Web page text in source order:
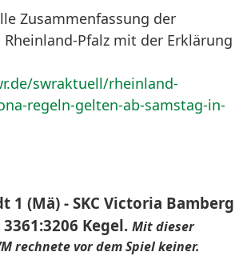
Zusammenfassung der
Rheinland-Pfalz mit der Erklärung
swraktuell/rheinland-
regeln-gelten-ab-samstag-in-
1 (Mä) - SKC Victoria Bamberg
3361:3206 Kegel. Mit dieser
rechnete vor dem Spiel keiner.